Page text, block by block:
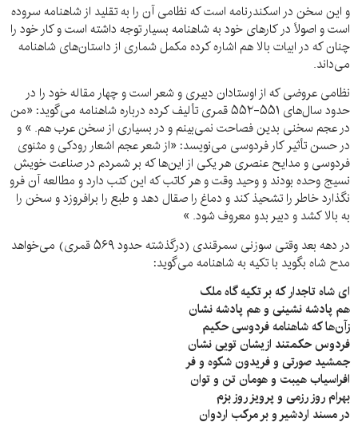
و این سخن در اسکندرنامه است که نظامی آن را به تقلید از شاهنامه سروده
است و اصولاً در کار‌های خود به شاهنامه بسیار توجه داشته است و کار خود را
چنان که در ابیات بالا هم اشاره کرده مکمل شماری از داستان‌های شاهنامه
می‌داند.
نظامی عروضی که از اوستادان دبیری و شعر است و چهار مقاله خود را در
حدود سال‌های ۵۵۱-۵۵۲ قمری تألیف کرده درباره شاهنامه می‌گوید: «من
در عجم سخنی بدین فصاحت نمی‌بینم و در بسیاری از سخن عرب هم. » و
در حسن تأثیر کار فردوسی می‌نویسد: «از شعر عجم اشعار رودکی و مثنوی
فردوسی و مدایح عنصری هر یکی از این‌ها که بر شمردم در صناعت خویش
نسیج وحده بودند و وحید وقت و هر کاتب که این کتب دارد و مطالعه آن فرو
نگذارد خاطر را تشحیذ کند و دماغ را صقال دهد و طبع را برافروزد و سخن را
به بالا کشد و دبیر بدو معروف شود. »
در دهه بعد وقتی سوزنی سمرقندی (درگذشته حدود ۵۶۹ قمری) می‌خواهد
مدح شاه بگوید با تکیه به شاهنامه می‌گوید:
ای شاه تاجدار که بر تکیه گاه ملک
هم پادشه نشینی و هم پادشه نشان
زآن‌ها که شاهنامه فردوسی حکیم
فردوس حکمتند ازیشان تویی نشان
جمشید صورتی و فریدون شکوه و فر
افراسیاب هیبت و هومان تن و توان
بهرام روز رزمی و پرویز روز بزم
در مسند اردشیر و بر مرکب اردوان